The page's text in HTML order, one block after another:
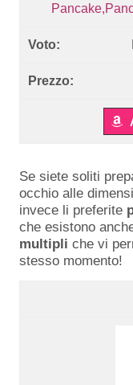
Se siete soliti
occhio alle
invece li preferite
che esistono
multipli che vi
stesso momento!